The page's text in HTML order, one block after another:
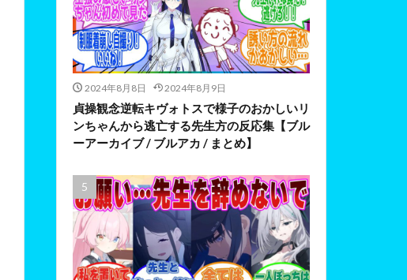
2024年8月8日 2024年8月9日
貞操観念逆転キヴォトスで様子のおかしいリ
ンちゃんから逃亡する先生方の反応集【ブル
ーアーカイブ / ブルアカ / まとめ】